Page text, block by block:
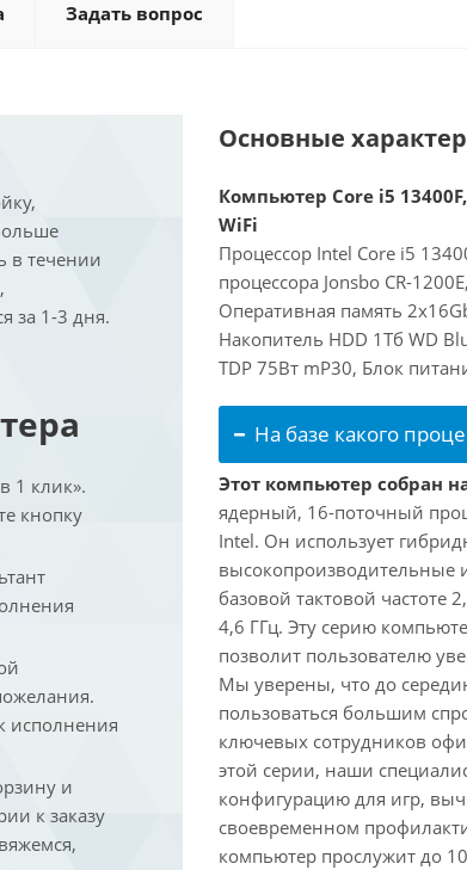
Задать вопрос
в течении
за 1-3 дня.
1 клик».
кнопку
исполнения
и
к заказу
Основные
Компьютер Core i5 13400F,
WiFi
Процессор Intel Core i5
процессора Jonsbo CR-
Оперативная память
Накопитель HDD 1Тб WD
TDP 75Вт mP30, Блок
На базе какого
Этот компьютер собран
ядерный, 16-поточный
Intel. Он использует
высокопроизводительные
базовой тактовой частоте
4,6 ГГц. Эту серию
позволит пользователю
Мы уверены, что до
пользоваться большим
ключевых сотрудников
этой серии, наши
конфигурацию для игр,
своевременном
компьютер прослужит до